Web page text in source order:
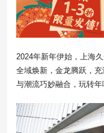
2024年新年伊始，上海
全域焕新，金龙腾跃，
与潮流巧妙融合，玩转年